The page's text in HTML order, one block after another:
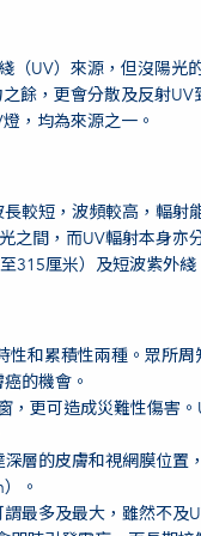
（UV）來源，但沒陽
餘，更會分散及反射
，均為來源之一。
較短，波頻較高，輻射
之間，而UV輻射本身
315厘米）及短波紫外
性和累積性兩種。眾所
的機會。
，更可造成災難性傷害
層的皮膚和視網膜位
。
最多及最大，雖然不及